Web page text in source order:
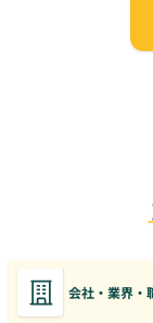
会社・業界・